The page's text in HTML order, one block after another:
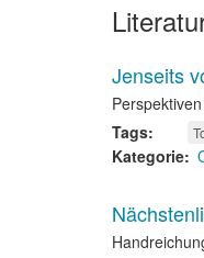
Jenseits
Tags
Kategorie